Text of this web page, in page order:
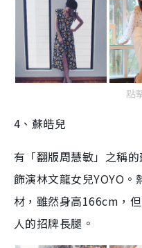
點
4、蘇皓兒
有「翻版周慧敏」之稱
飾演林文龍女兒YOYO
材，雖然身高166cm，
人的招牌長腿。